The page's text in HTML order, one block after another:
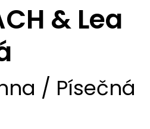
& Lea
/ Písečná